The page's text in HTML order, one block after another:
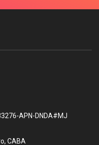
APN-DNDA#MJ
CABA